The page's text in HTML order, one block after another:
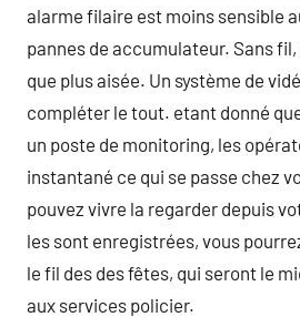
alarme filaire est moins sensible
pannes de accumulateur. Sans fil,
que plus aisée. Un système de
compléter le tout. etant donné
un poste de monitoring, les
instantané ce qui se passe chez
pouvez vivre la regarder depuis
les sont enregistrées, vous
le fil des des fêtes, qui seront le
aux services policier.